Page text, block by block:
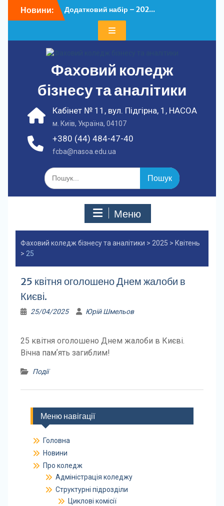
доНовини:
Додатковий набір – 202...
У ФКБА НАСОА
Фаховий коледж
бізнесу та аналітики
+380 (44) 484-47-40
fcba@nasoa.edu.ua
Кабінет № 11, вул. Підгірна, 1, НАСОА
м. Київ, Україна, 04107
Шукати:
Меню
Фаховий коледж бізнесу та аналітики > 2025 > Квітень
> 25
25 квітня оголошено Днем жалоби в
Києві.
25/04/2025 Юрій Шмельов
25 квітня оголошено Днем жалоби в Києві.
Вічна памʼять загиблим!
Події
Меню навігації
Головна
Новини
Про коледж
Адміністрація коледжу
Структурні підрозділи
Циклові комісії